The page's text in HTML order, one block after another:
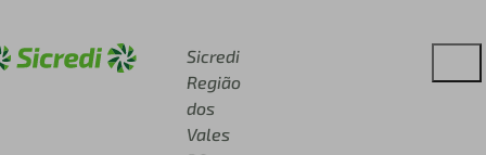
Sicredi
Região
dos
Vales